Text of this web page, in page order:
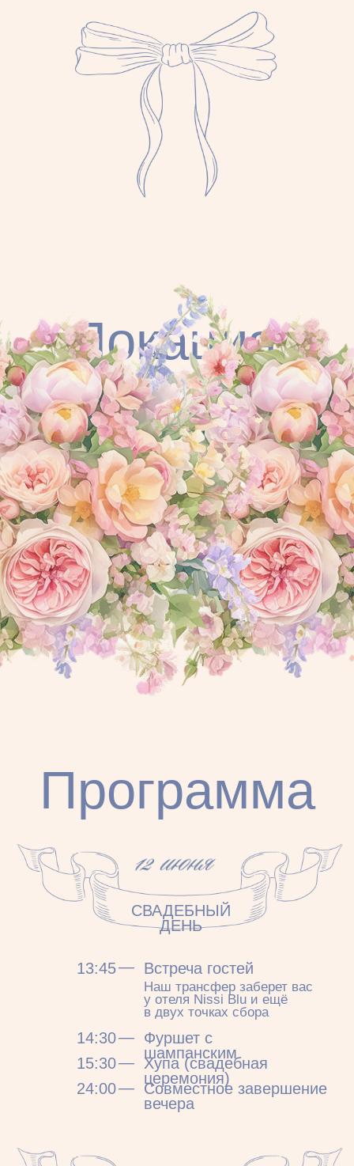
Beachclub,
Lasmari Nissi
Avenue 99
Kavo Gkreko 80
Айя-Напа —
Кипр
12
июня
Показать на карте
Показать на карте
СВАДЕБНЫЙ
ДЕНЬ
Программа
13:45—
Наш трансфер заберет вас
у отеля Nissi Blu и ещё
в двух точках сбора
Встреча гостей
14:30—
Фуршет с
шампанским
Хупа (свадебная
церемония)
—
15:30
Совместное завершение
вечера
—
24:00
Завтрак после
веселья на пляже
—
с 12:00
НА СЛЕДУЮЩИЙ
ДЕНЬ
Мы продумали наш праздник
до мелочей и будем счастливы, если
вы поддержите цветовую гамму
и атмосферу в своих нарядах. Уверены,
Вы будете неотразимы!